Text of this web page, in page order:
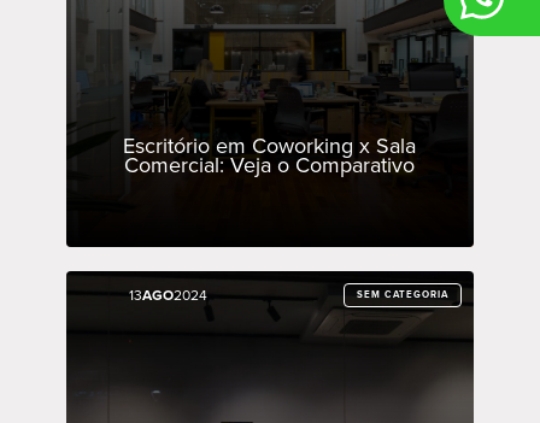
Escritório em Coworking x Sala
Comercial: Veja o Comparativo
13AGO2024 SEM CATEGORIA
13AGO2024 SEM CATEGORIA